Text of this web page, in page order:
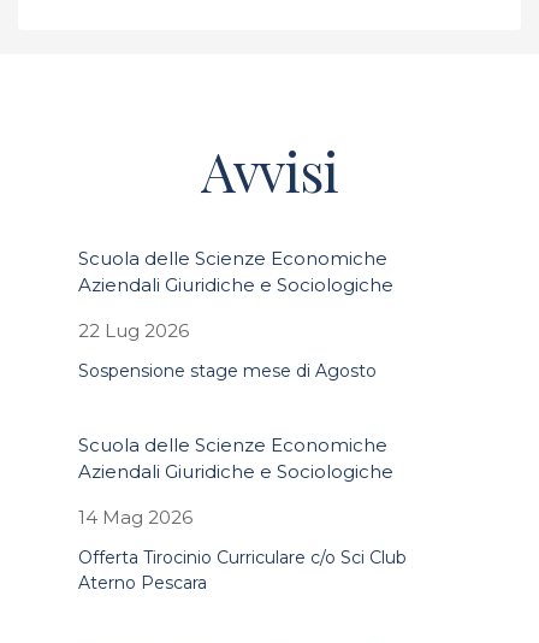
Avvisi
Scuola delle Scienze Economiche
Aziendali Giuridiche e Sociologiche
22 Lug 2026
Sospensione stage mese di Agosto
Scuola delle Scienze Economiche
Aziendali Giuridiche e Sociologiche
14 Mag 2026
Offerta Tirocinio Curriculare c/o Sci Club
Aterno Pescara